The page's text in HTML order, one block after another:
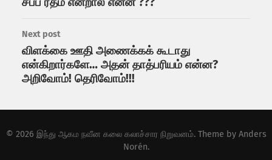
Next post
விளக்கை ஊதி அணைக்கக் கூடாது
என்கிறார்களே… அதன் தாத்பரியம் என்ன?
அறிவோம்! தெரிவோம்!!!
© 2026 இந்து ஆகம நவீன கலை கலாச்சார நிறுவனம். Theme by Anders
Norén.